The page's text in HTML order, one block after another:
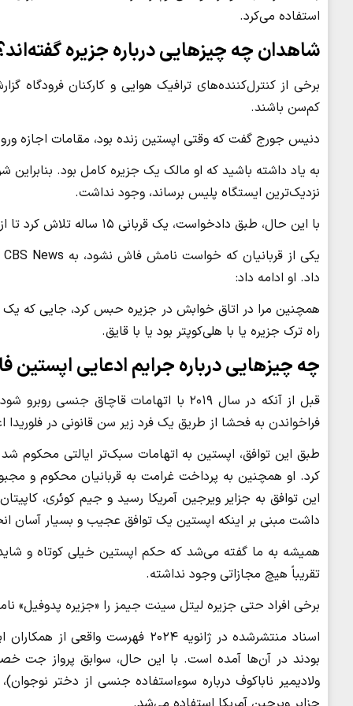
استفاده می‌کرد.
شاهدان چه چیزهایی درباره جزیره
برخی از کنترل‌کننده‌های ترافیک هوایی و کارکنان فرودگاه
کم‌سن باشند.
دنیس جورج گفت که وقتی اپستین زنده بود، مقامات اجازه
به یاد داشته باشید که او مالک یک جزیره کامل بود. بنابراین
نزدیک‌ترین ایستگاه پلیس برساند، وجود نداشت.
با این حال، طبق دادخواست، یک قربانی ۱۵ ساله تلاش کرد تا از طریق شنا کردن از جزیره لیتل سینت جیمز فرار کند.
داد. او ادامه داد:
همچنین مرا در اتاق خوابش در جزیره حبس کرد، جایی که
راه ترک جزیره یا با هلی‌کوپتر بود یا با قایق.
چه چیزهایی درباره جرایم ادعایی
فراخواندن به فحشا از طریق یک فرد زیر سن قانونی در فلوریدا
کرد. او همچنین به پرداخت غرامت به قربانیان محکوم
داشت مبنی بر اینکه اپستین یک توافق عجیب و بسیار آسان
همیشه به ما گفته می‌شد که حکم اپستین خیلی کوتاه و
تقریباً هیچ مجازاتی وجود نداشته.
برخی افراد حتی جزیره لیتل سینت جیمز را «جزیره پدوفیل»
اسناد منتشرشده در ژانویه ۲۰۲۴
ولادیمیر ناباکوف درباره سوءاستفاده جنسی از دختر